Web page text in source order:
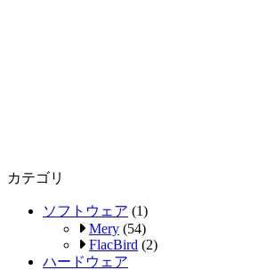
カテゴリ
ソフトウェア (1)
Mery (54)
FlacBird (2)
ハードウェア